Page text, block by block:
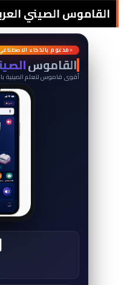
القاموس الصيني
词
典
مدعوم بالذكاء
القاموس
أقوى قاموس لتعلم الصينية